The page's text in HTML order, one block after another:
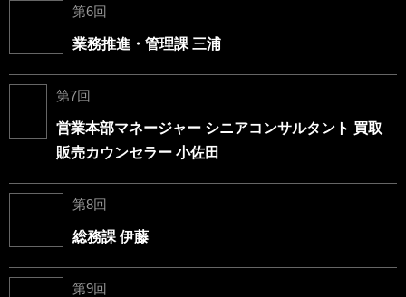
第6回
業務推進・管理課 三浦
第7回
営業本部マネージャー シニアコンサルタント 買取
販売カウンセラー 小佐田
第8回
総務課 伊藤
第9回